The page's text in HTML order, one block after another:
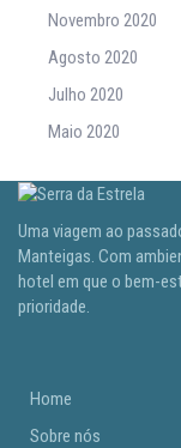
Novembro 2020
Agosto 2020
Julho 2020
Maio 2020
Uma viagem ao
Manteigas. Com
hotel em que o bem-
prioridade.
Home
Sobre nós